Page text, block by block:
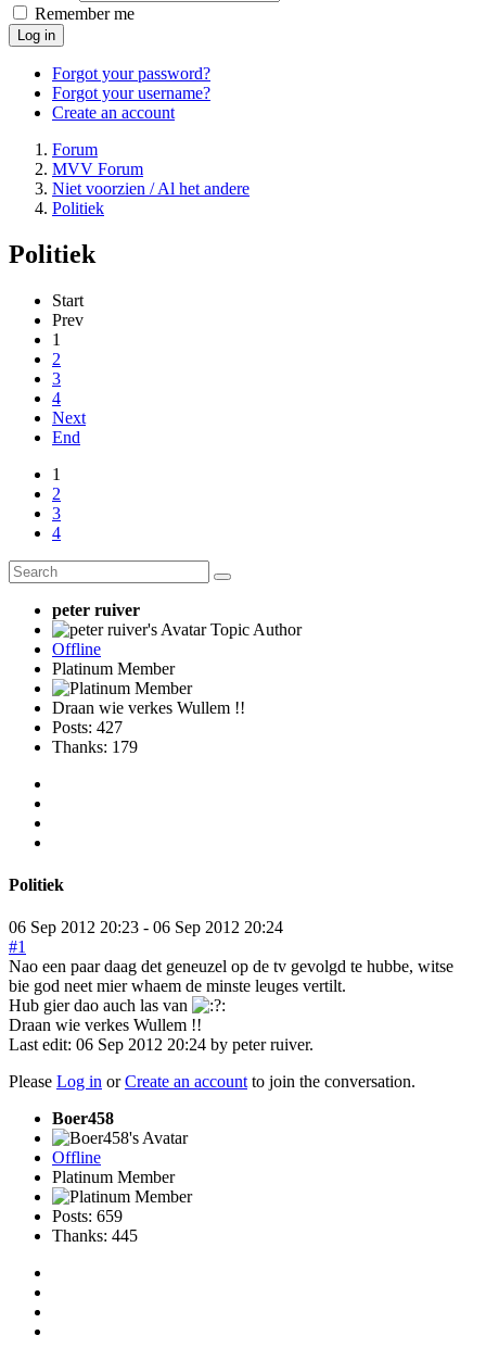
Remember me
Log in
Forgot your password?
Forgot your username?
Create an account
Forum
MVV Forum
Niet voorzien / Al het andere
Politiek
Politiek
Start
Prev
1
2
3
4
Next
End
1
2
3
4
peter ruiver
Topic Author
Offline
Platinum Member
Draan wie verkes Wullem !!
Posts: 427
Thanks: 179
Politiek
06 Sep 2012 20:23 - 06 Sep 2012 20:24
#1
Nao een paar daag det geneuzel op de tv gevolgd te hubbe, witse
bie god neet mier whaem de minste leuges vertilt.
Hub gier dao auch las van
:
Draan wie verkes Wullem !!
Last edit: 06 Sep 2012 20:24 by peter ruiver.
Please Log in orCreate an account to join the conversation.
Boer458
Offline
Platinum Member
Posts: 659
Thanks: 445